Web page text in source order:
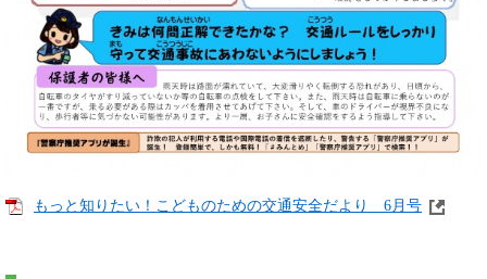
もっと知りたい！こどものための交通安全だより 6月号